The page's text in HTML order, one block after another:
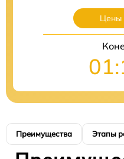
Цены
Преимущества Этапы